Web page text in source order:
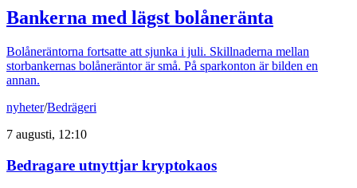
Bankerna med lägst bolåneränta
Bolåneräntorna fortsatte att sjunka i juli. Skillnaderna mellan
storbankernas bolåneräntor är små. På sparkonton är bilden en
annan.
nyheter/Bedrägeri
7 augusti, 12:10
Bedragare utnyttjar kryptokaos